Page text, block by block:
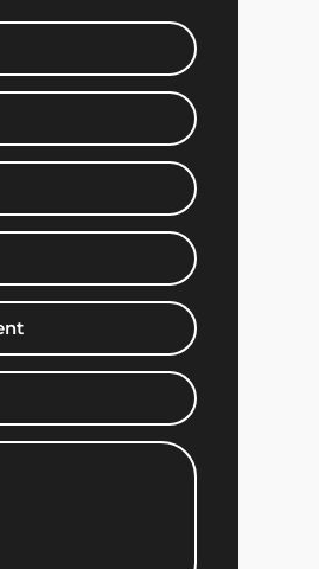
i livet, man holder
jo dejligt, at alting
tilbage på en god
med musikken".